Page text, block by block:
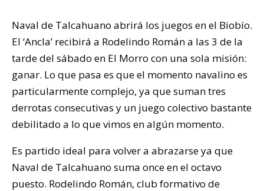
Naval de Talcahuano abrirá los juegos en el Biobío.
El ‘Ancla’ recibirá a Rodelindo Román a las 3 de la
tarde del sábado en El Morro con una sola misión:
ganar. Lo que pasa es que el momento navalino es
particularmente complejo, ya que suman tres
derrotas consecutivas y un juego colectivo bastante
debilitado a lo que vimos en algún momento.
Es partido ideal para volver a abrazarse ya que
Naval de Talcahuano suma once en el octavo
puesto. Rodelindo Román, club formativo de